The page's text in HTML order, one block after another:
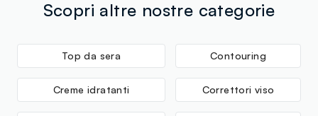
Scopri altre nostre categorie
Top da sera Contouring
Creme idratanti Correttori viso